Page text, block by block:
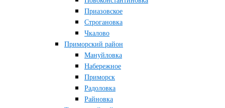
Приазовское
Строгановка
Чкалово
Приморский район
Мануйловка
Набережное
Приморск
Радоловка
Райновка